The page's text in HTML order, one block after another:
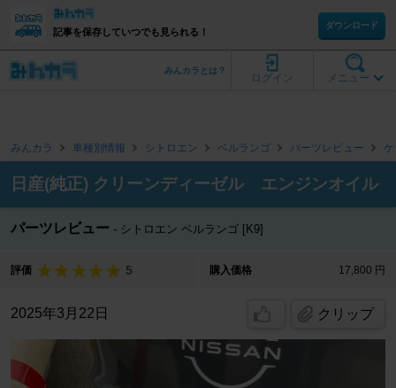
記事を保存していつでも見られる！
ダウンロード
メニュー
ログイン
みんカラとは？
みんカラ 車種別情報 シトロエン ベルランゴ パーツレビュー
日産(純正) クリーンディーゼル エンジンオイル
パーツレビュー シトロエン ベルランゴ [K9]
評価 5 購入価格 17,800 円
2025年3月22日 クリップ